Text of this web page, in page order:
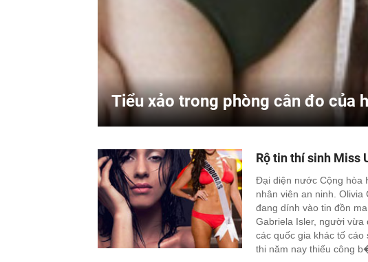
Tiểu xảo trong phòng cân đo của
Rộ tin thí sinh Miss
Đại diện nước Cộng hòa
nhân viên an ninh.
đang dính vào tin đồn
Gabriela Isler, người vừa
các quốc gia khác tố
thi năm nay thiếu công